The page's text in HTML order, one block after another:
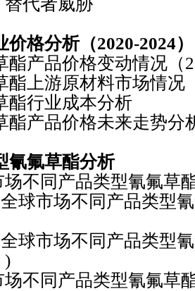
格分析（2020-2024）
产品价格变动情况（
上游原材料市场情况
行业成本分析
产品价格未来走势分
氰氟草酯分析
同产品类型氰氟草
场不同产品类型氰
场不同产品类型氰
)
同产品类型氰氟草